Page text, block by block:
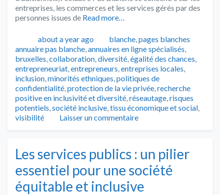
entreprises, les commerces et les services gérés par des
personnes issues de Read more…
Publié
about a year ago Catégories
blanche,pages blanches
Tags
annuaire pas blanche,annuaires en ligne spécialisés,
bruxelles,collaboration,diversité,égalité des chances,
entrepreneuriat,entrepreneurs,entreprises locales,
inclusion,minorités ethniques,politiques de
confidentialité,protection de la vie privée,recherche
positive en inclusivité et diversité,réseautage,risques
potentiels,société inclusive,tissu économique et social,
visibilité
Laisser un commentaire
Les services publics : un pilier
essentiel pour une société
équitable et inclusive